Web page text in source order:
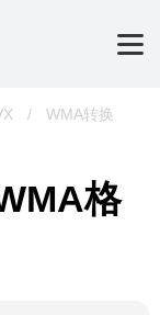
/
WMA转换
格